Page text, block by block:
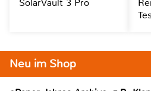
Neu im Shop
SolarVault 3 Pro